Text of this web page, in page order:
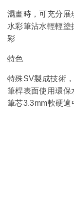
濕畫時，可充分展
水彩筆沾水輕輕
彩
特色
特殊SV製成技術
筆桿表面使用環保
筆芯3.3mm軟硬